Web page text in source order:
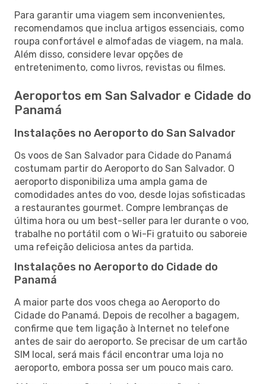
Para garantir uma viagem sem inconvenientes,
recomendamos que inclua artigos essenciais, como
roupa confortável e almofadas de viagem, na mala.
Além disso, considere levar opções de
entretenimento, como livros, revistas ou filmes.
Aeroportos em San Salvador e Cidade do
Panamá
Instalações no Aeroporto do San Salvador
Os voos de San Salvador para Cidade do Panamá
costumam partir do Aeroporto do San Salvador. O
aeroporto disponibiliza uma ampla gama de
comodidades antes do voo, desde lojas sofisticadas
a restaurantes gourmet. Compre lembranças de
última hora ou um best-seller para ler durante o voo,
trabalhe no portátil com o Wi-Fi gratuito ou saboreie
uma refeição deliciosa antes da partida.
Instalações no Aeroporto do Cidade do
Panamá
A maior parte dos voos chega ao Aeroporto do
Cidade do Panamá. Depois de recolher a bagagem,
confirme que tem ligação à Internet no telefone
antes de sair do aeroporto. Se precisar de um cartão
SIM local, será mais fácil encontrar uma loja no
aeroporto, embora possa ser um pouco mais caro.